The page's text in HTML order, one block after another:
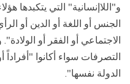
و"اللاإنسانية" التي يتكبدها
الجنس أو اللغة أو الدين أو
الاجتماعي أو الفقر أو
التصرفات سواء أكانوا
الدولة نفسها".